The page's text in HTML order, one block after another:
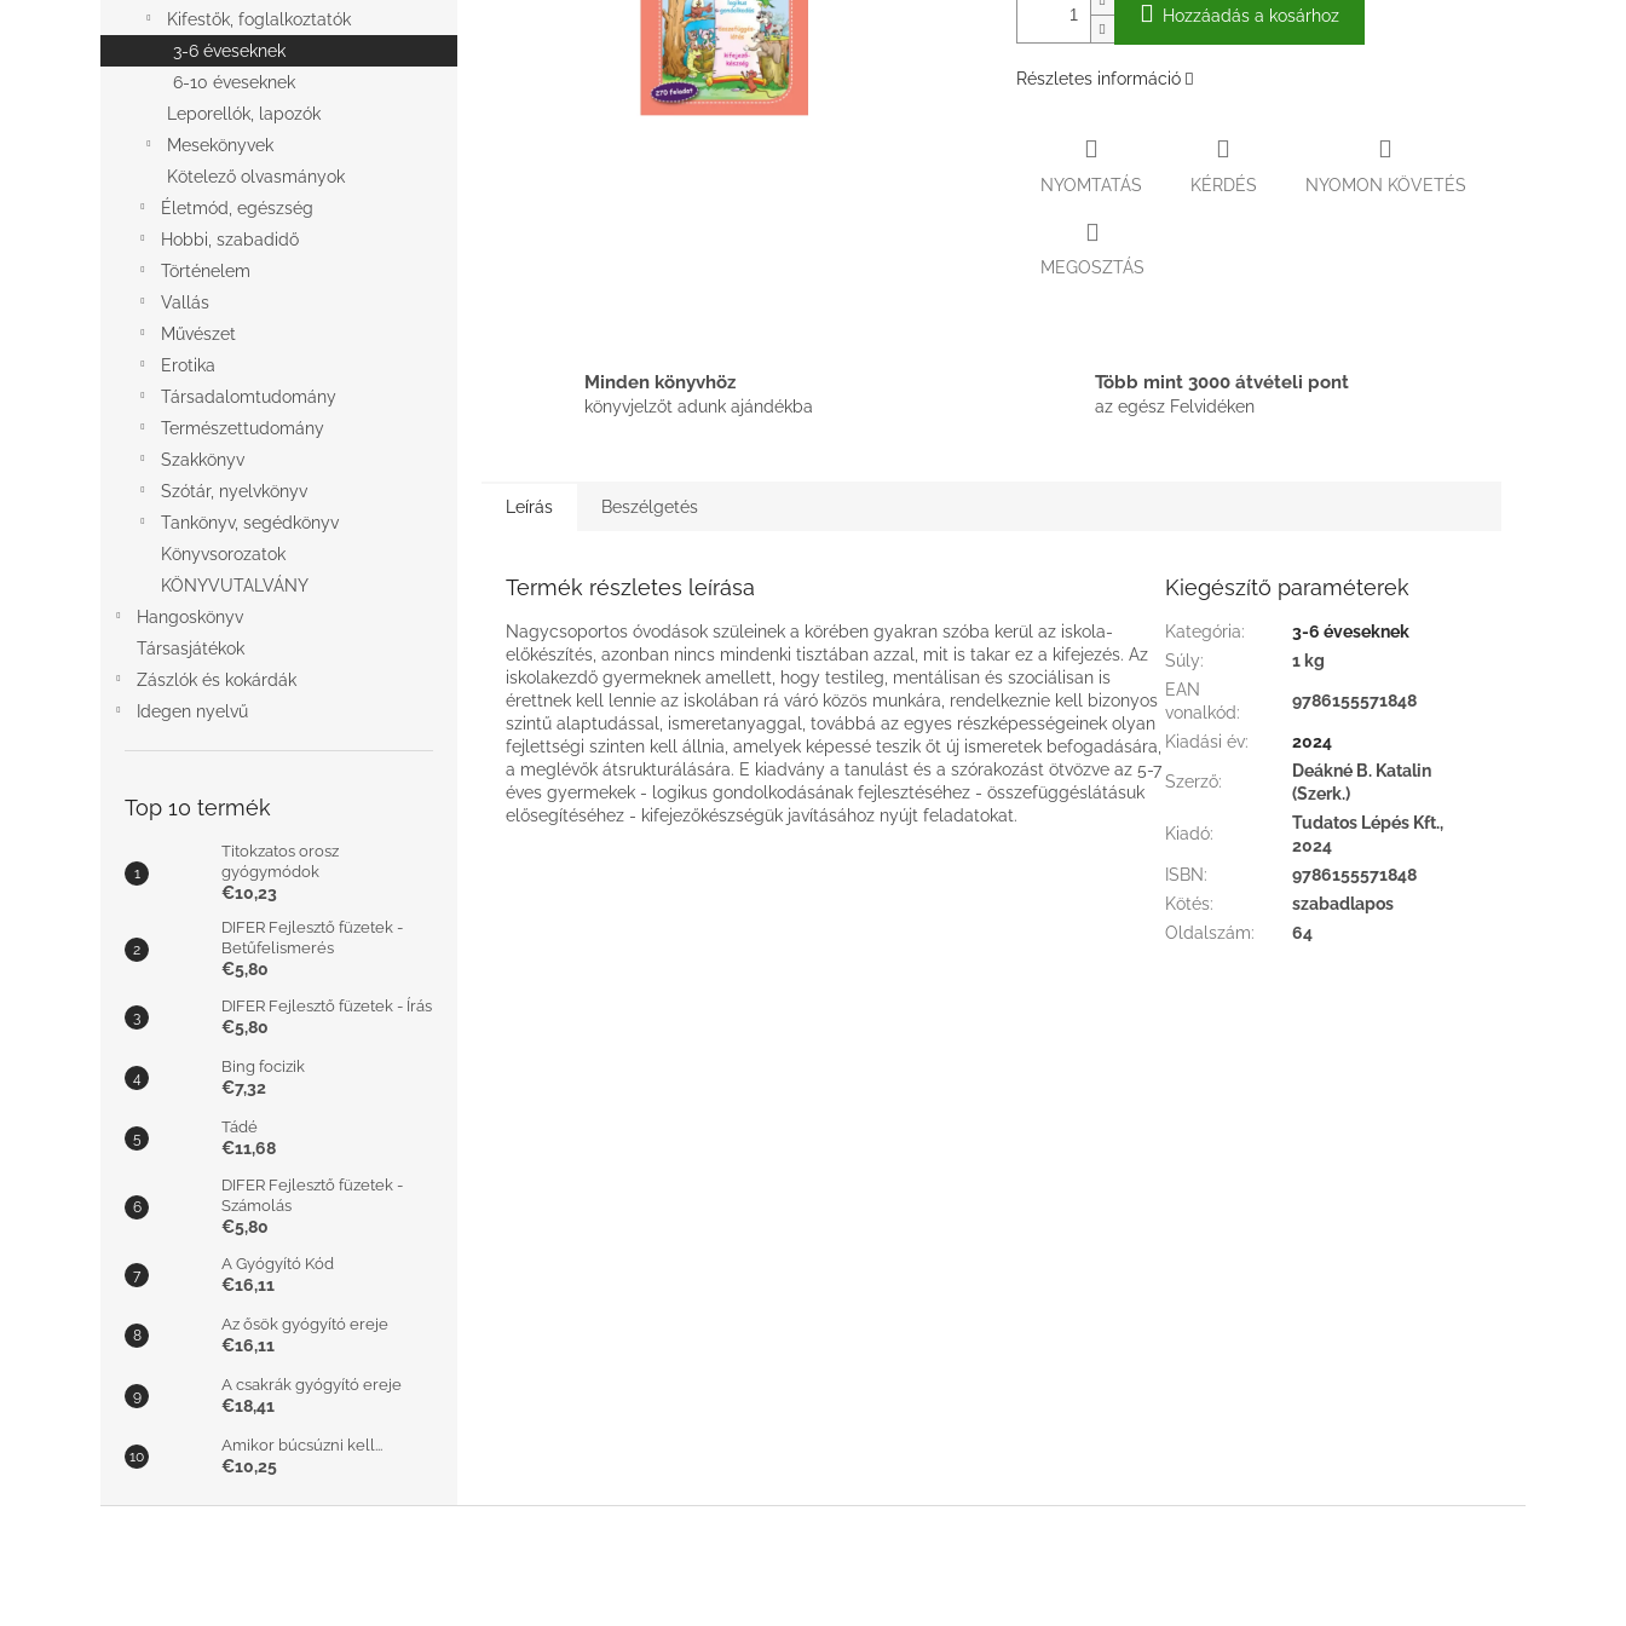
Kifestők, foglalkoztatók
3-6 éveseknek
6-10 éveseknek
Leporellók, lapozók
Mesekönyvek
Kötelező olvasmányok
Életmód, egészség
Hobbi, szabadidő
Történelem
Vallás
Művészet
Erotika
Társadalomtudomány
Természettudomány
Szakkönyv
Szótár, nyelvkönyv
Tankönyv, segédkönyv
Könyvsorozatok
KÖNYVUTALVÁNY
Hangoskönyv
Társasjátékok
Zászlók és kokárdák
Idegen nyelvű
Top 10 termék
Titokzatos orosz
gyógymódok
€10,23
DIFER Fejlesztő füzetek -
Betűfelismerés
€5,80
DIFER Fejlesztő füzetek - Írás
€5,80
Bing focizik
€7,32
Tádé
€11,68
DIFER Fejlesztő füzetek -
Számolás
€5,80
A Gyógyító Kód
€16,11
Az ősök gyógyító ereje
€16,11
A csakrák gyógyító ereje
€18,41
Amikor búcsúzni kell...
€10,25
Hozzáadás a kosárhoz
Részletes információ
NYOMTATÁS KÉRDÉS NYOMON KÖVETÉS
MEGOSZTÁS
Minden könyvhöz
könyvjelzőt adunk ajándékba
Több mint 3000 átvételi pont
az egész Felvidéken
Leírás Beszélgetés
Termék részletes leírása
Nagycsoportos óvodások szüleinek a körében gyakran szóba kerül az iskola-
előkészítés, azonban nincs mindenki tisztában azzal, mit is takar ez a kifejezés. Az
iskolakezdő gyermeknek amellett, hogy testileg, mentálisan és szociálisan is
érettnek kell lennie az iskolában rá váró közös munkára, rendelkeznie kell bizonyos
szintű alaptudással, ismeretanyaggal, továbbá az egyes részképességeinek olyan
fejlettségi szinten kell állnia, amelyek képessé teszik őt új ismeretek befogadására,
a meglévők átsrukturálására. E kiadvány a tanulást és a szórakozást ötvözve az 5-7
éves gyermekek - logikus gondolkodásának fejlesztéséhez - összefüggéslátásuk
elősegítéséhez - kifejezőkészségük javításához nyújt feladatokat.
Kiegészítő paraméterek
Kategória:
3-6 éveseknek
Súly:
1 kg
EAN
vonalkód:
9786155571848
Kiadási év: 2024
Szerző:
Deákné B. Katalin
(Szerk.)
Kiadó:
Tudatos Lépés Kft.,
2024
ISBN:
9786155571848
Kötés:
szabadlapos
Oldalszám: 64